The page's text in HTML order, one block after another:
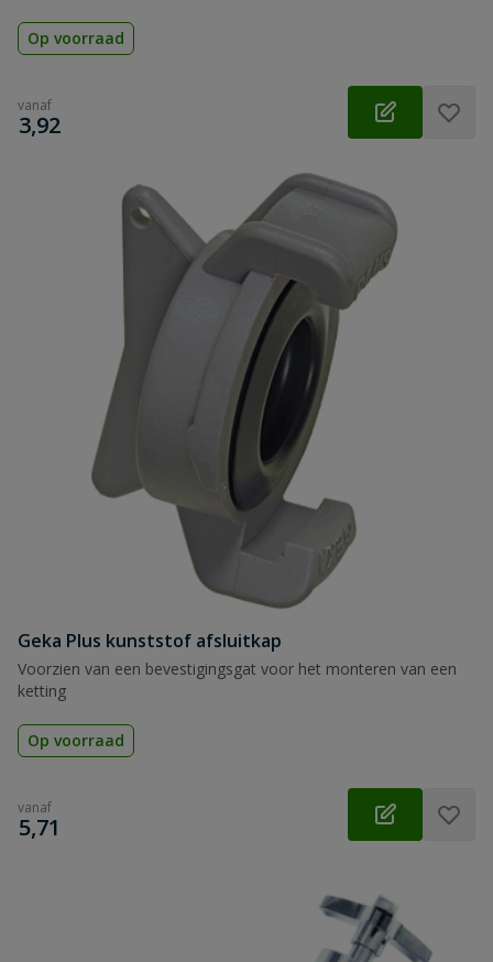
Op voorraad
vanaf
€
3,92
Geka Plus kunststof afsluitkap
Voorzien van een bevestigingsgat voor het monteren van een
ketting
Op voorraad
vanaf
€
5,71